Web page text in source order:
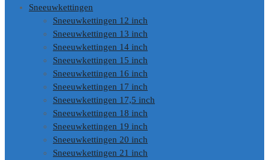
Sneeuwkettingen
Sneeuwkettingen 12 inch
Sneeuwkettingen 13 inch
Sneeuwkettingen 14 inch
Sneeuwkettingen 15 inch
Sneeuwkettingen 16 inch
Sneeuwkettingen 17 inch
Sneeuwkettingen 17,5 inch
Sneeuwkettingen 18 inch
Sneeuwkettingen 19 inch
Sneeuwkettingen 20 inch
Sneeuwkettingen 21 inch